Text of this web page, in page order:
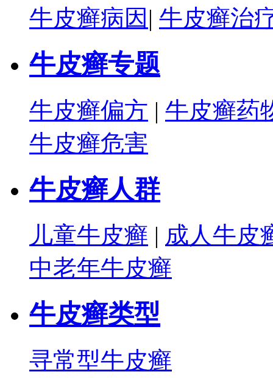
牛皮癣病因 | 牛皮癣治
牛皮癣专题
牛皮癣偏方 | 牛皮癣药
牛皮癣危害
牛皮癣人群
儿童牛皮癣 | 成人牛皮
中老年牛皮癣
牛皮癣类型
寻常型牛皮癣